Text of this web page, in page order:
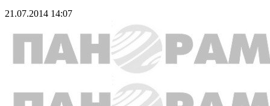
21.07.2014 14:07